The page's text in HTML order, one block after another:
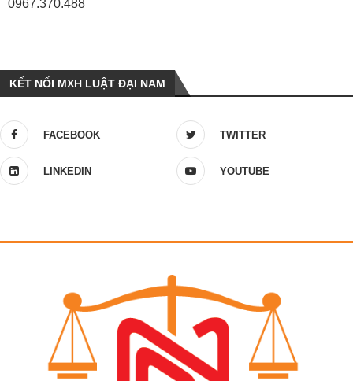
0967.370.488
KẾT NỐI MXH LUẬT ĐẠI NAM
FACEBOOK TWITTER
LINKEDIN YOUTUBE